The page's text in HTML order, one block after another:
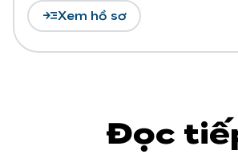
read_moreXem hồ sơ
Đọc